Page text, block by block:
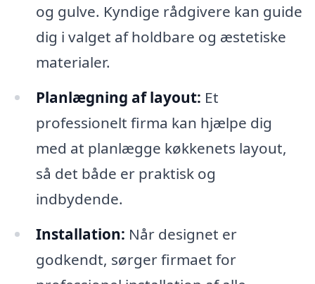
og gulve. Kyndige rådgivere kan guide
dig i valget af holdbare og æstetiske
materialer.
Planlægning af layout: Et
professionelt firma kan hjælpe dig
med at planlægge køkkenets layout,
så det både er praktisk og
indbydende.
Installation: Når designet er
godkendt, sørger firmaet for